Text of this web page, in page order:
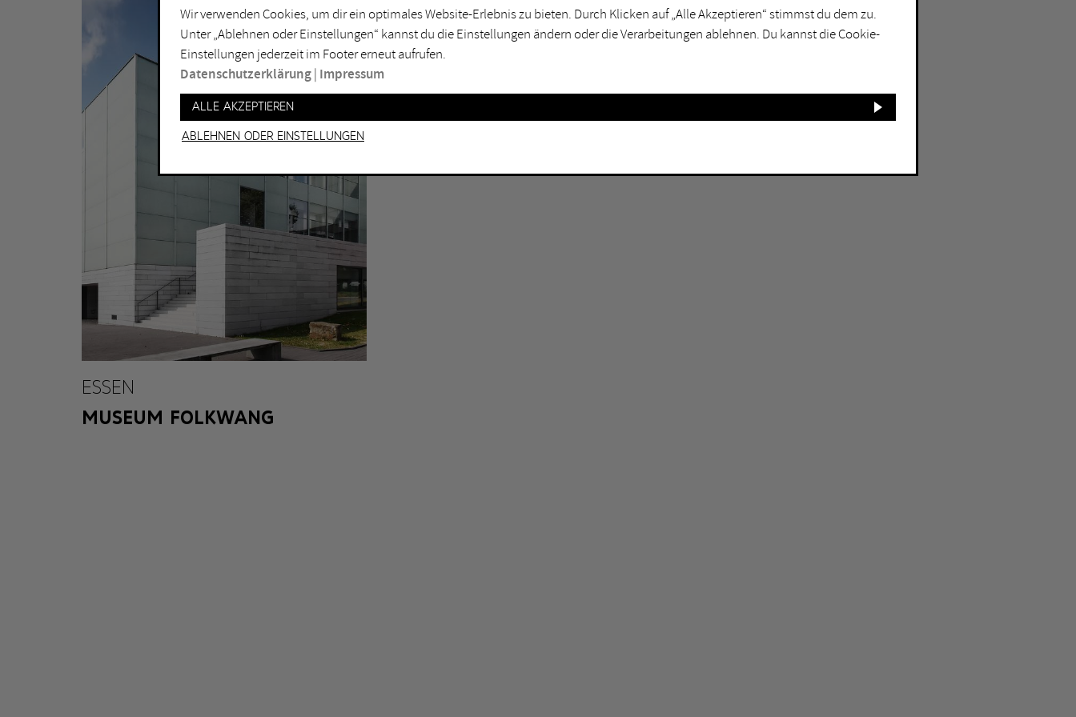
Malerei
Performance
Dortmund
Duisburg
Essen
Hamm
Marl
Mülheim an der Ruhr
ESSEN
MUSEUM FOLKWANG
Wir verwenden Cookies, um dir ein optimales Website-Erlebnis zu bieten. Durch Klicken auf „Alle Akzeptieren“ stimmst du dem zu.
Unter „Ablehnen oder Einstellungen“ kannst du die Einstellungen ändern oder die Verarbeitungen ablehnen. Du kannst die Cookie-
Einstellungen jederzeit im Footer erneut aufrufen.
Datenschutzerklärung| Impressum
Alle akzeptieren
Ablehnen oder Einstellungen